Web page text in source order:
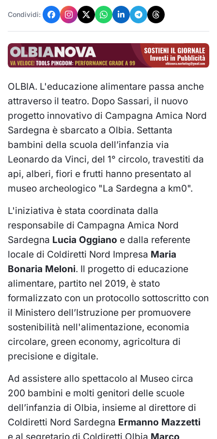
Condividi:
OLBIA. L'educazione alimentare passa anche
attraverso il teatro. Dopo Sassari, il nuovo
progetto innovativo di Campagna Amica Nord
Sardegna è sbarcato a Olbia. Settanta
bambini della scuola dell’infanzia via
Leonardo da Vinci, del 1° circolo, travestiti da
api, alberi, fiori e frutti hanno presentato al
museo archeologico "La Sardegna a km0".
L'iniziativa è stata coordinata dalla
responsabile di Campagna Amica Nord
Sardegna Lucia Oggiano e dalla referente
locale di Coldiretti Nord Impresa Maria
Bonaria Meloni. Il progetto di educazione
alimentare, partito nel 2019, è stato
formalizzato con un protocollo sottoscritto con
il Ministero dell’Istruzione per promuovere
sostenibilità nell'alimentazione, economia
circolare, green economy, agricoltura di
precisione e digitale.
Ad assistere allo spettacolo al Museo circa
200 bambini e molti genitori delle scuole
dell’infanzia di Olbia, insieme al direttore di
Coldiretti Nord Sardegna Ermanno Mazzetti